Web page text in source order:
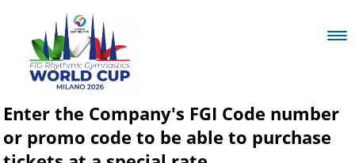
Enter the Company's FGI Code number
or promo code to be able to purchase